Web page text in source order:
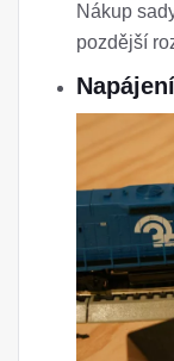
Nákup
pozdější
Napájení